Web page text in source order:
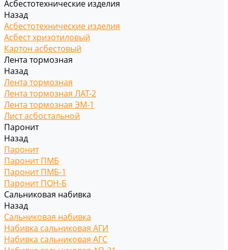
Асбестотехнические изделия
Назад
Асбестотехнические изделия
Асбест хризотиловый
Картон асбестовый
Лента тормозная
Назад
Лента тормозная
Лента тормозная ЛАТ-2
Лента тормозная ЭМ-1
Лист асбостальной
Паронит
Назад
Паронит
Паронит ПМБ
Паронит ПМБ-1
Паронит ПОН-Б
Сальниковая набивка
Назад
Сальниковая набивка
Набивка сальниковая АГИ
Набивка сальниковая АГС